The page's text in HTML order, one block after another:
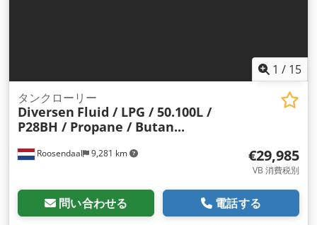
1 / 15
Roosendaal 9,281 km
タンクローリー
Diversen Fluid / LPG / 50.100L /
P28BH / Propane / Butan...
€29,985
VB 消費税別
問い合わせる 電話する